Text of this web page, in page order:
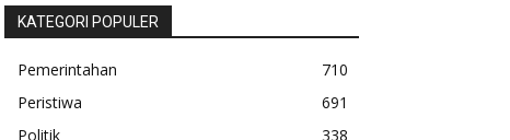
KATEGORI POPULER
Pemerintahan
710
Peristiwa
691
Politik
338